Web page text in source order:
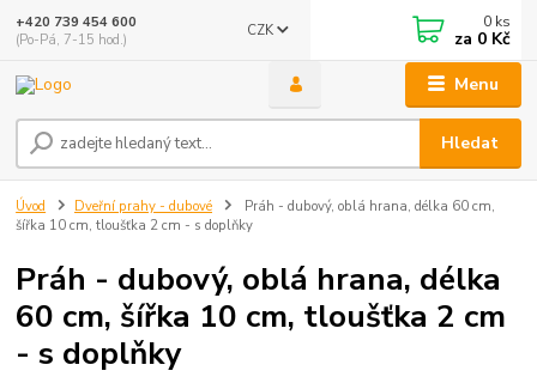
Menu
CZK
Hledat
+420 739 454 600
(Po-Pá, 7-15 hod.)
0 ks
za 0 Kč
Úvod Dveřní prahy - dubové
Práh - dubový, oblá hrana, délka 60 cm,
šířka 10 cm, tloušťka 2 cm - s doplňky
Práh - dubový, oblá hrana, délka
60 cm, šířka 10 cm, tloušťka 2 cm
- s doplňky